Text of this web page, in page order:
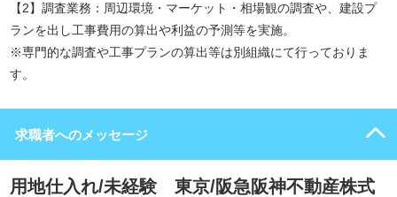
【2】調査業務：周辺環境・マーケット・相場観の調査や、建設プ
ランを出し工事費用の算出や利益の予測等を実施。
※専門的な調査や工事プランの算出等は別組織にて行っておりま
す。
求職者へのメッセージ
用地仕入れ/未経験 東京/阪急阪神不動産株式